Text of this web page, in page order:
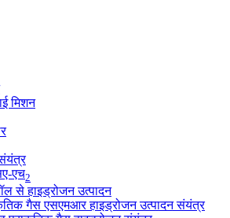
मिशन
एच2
से हाइड्रोजन उत्पादन
गैस एसएमआर हाइड्रोजन उत्पादन संयंत्र